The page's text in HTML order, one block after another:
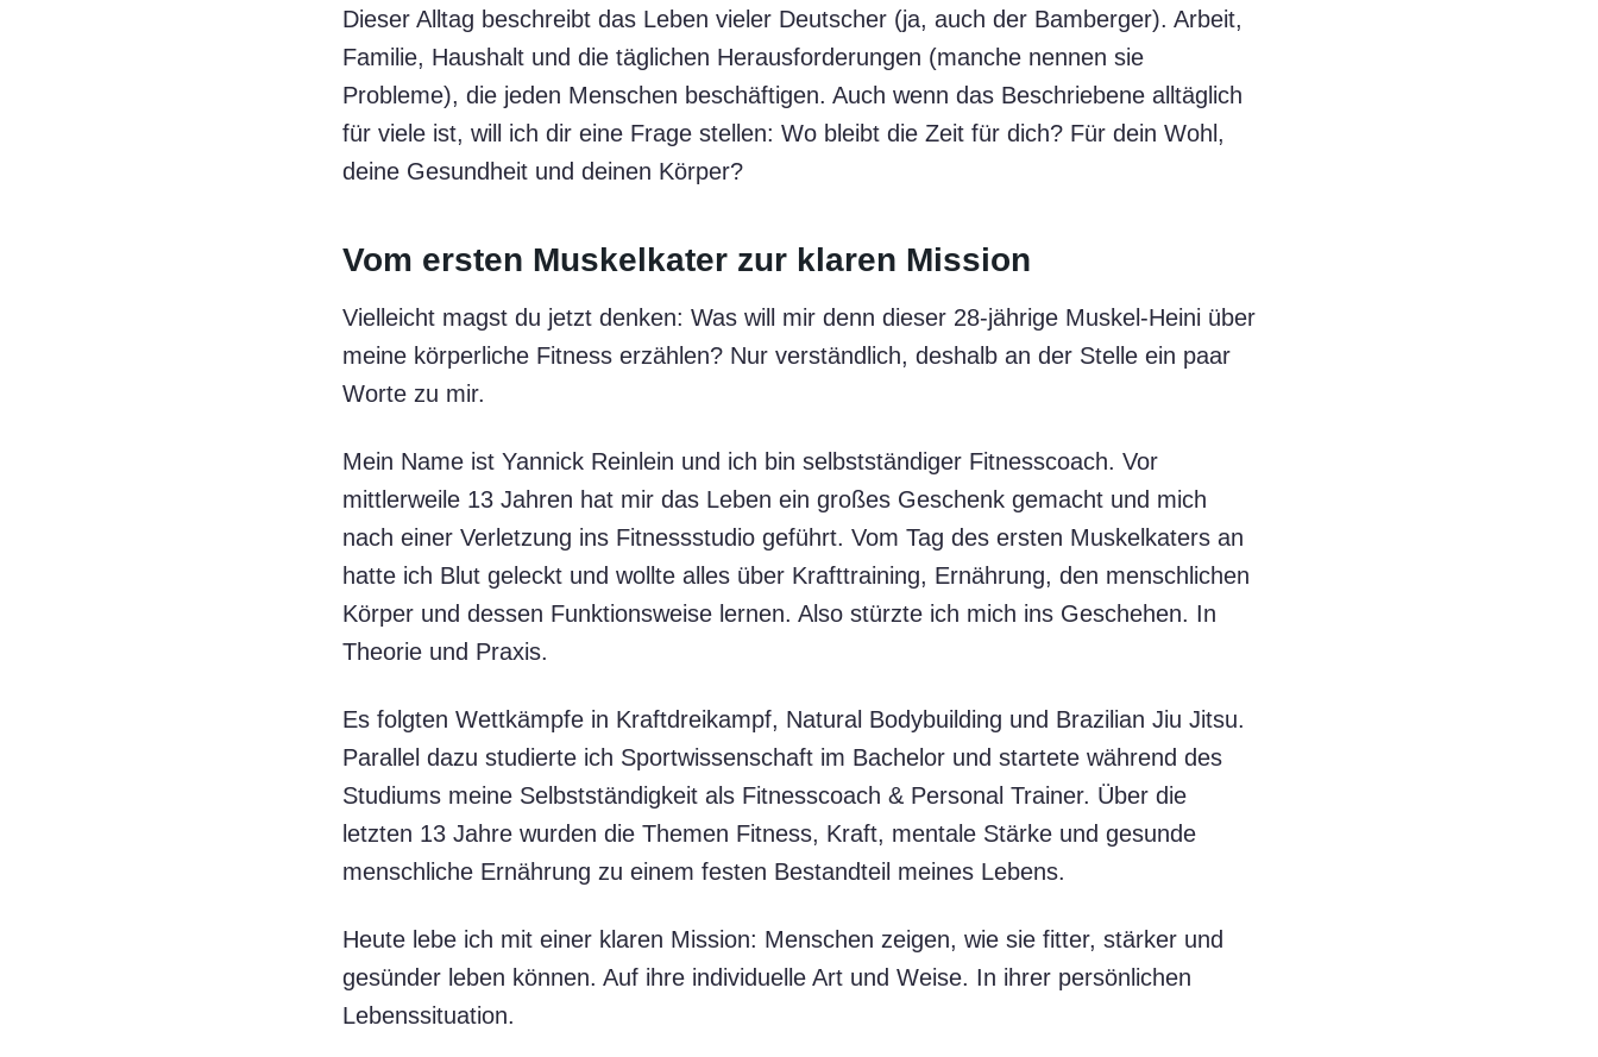
Dieser Alltag beschreibt das Leben vieler Deutscher (ja, auch der Bamberger). Arbeit,
Familie, Haushalt und die täglichen Herausforderungen (manche nennen sie
Probleme), die jeden Menschen beschäftigen. Auch wenn das Beschriebene alltäglich
für viele ist, will ich dir eine Frage stellen: Wo bleibt die Zeit für dich? Für dein Wohl,
deine Gesundheit und deinen Körper?
Vom ersten Muskelkater zur klaren Mission
Vielleicht magst du jetzt denken: Was will mir denn dieser 28-jährige Muskel-Heini über
meine körperliche Fitness erzählen? Nur verständlich, deshalb an der Stelle ein paar
Worte zu mir.
Mein Name ist Yannick Reinlein und ich bin selbstständiger Fitnesscoach. Vor
mittlerweile 13 Jahren hat mir das Leben ein großes Geschenk gemacht und mich
nach einer Verletzung ins Fitnessstudio geführt. Vom Tag des ersten Muskelkaters an
hatte ich Blut geleckt und wollte alles über Krafttraining, Ernährung, den menschlichen
Körper und dessen Funktionsweise lernen. Also stürzte ich mich ins Geschehen. In
Theorie und Praxis.
Es folgten Wettkämpfe in Kraftdreikampf, Natural Bodybuilding und Brazilian Jiu Jitsu.
Parallel dazu studierte ich Sportwissenschaft im Bachelor und startete während des
Studiums meine Selbstständigkeit als Fitnesscoach & Personal Trainer. Über die
letzten 13 Jahre wurden die Themen Fitness, Kraft, mentale Stärke und gesunde
menschliche Ernährung zu einem festen Bestandteil meines Lebens.
Heute lebe ich mit einer klaren Mission: Menschen zeigen, wie sie fitter, stärker und
gesünder leben können. Auf ihre individuelle Art und Weise. In ihrer persönlichen
Lebenssituation.